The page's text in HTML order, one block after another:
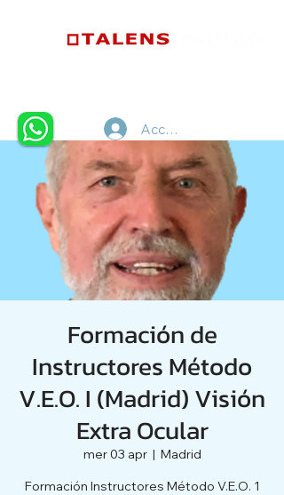
Accedi
Formación de
Instructores Método
V.E.O. I (Madrid) Visión
Extra Ocular
mer 03 apr
  |
Madrid
Formación Instructores Método V.E.O. 1